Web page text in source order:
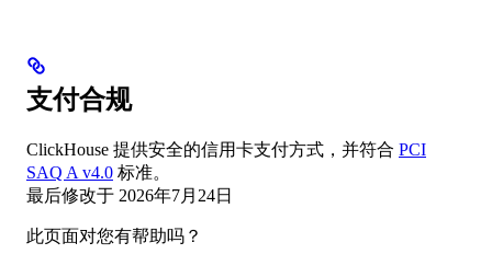
支付合规
ClickHouse 提供安全的信用卡支付方式，并符合 PCI
SAQ A v4.0 标准。
最后修改于 2026年7月24日
此页面对您有帮助吗？